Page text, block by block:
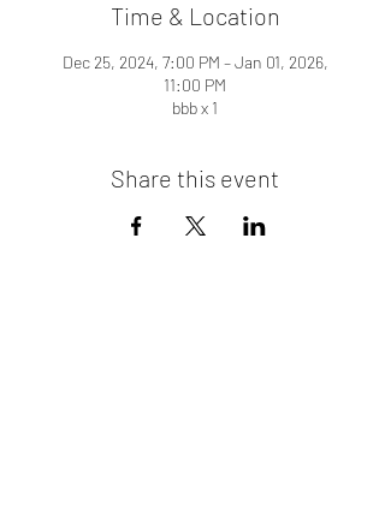
Time & Location
Dec 25, 2024, 7:00 PM – Jan 01, 2026,
11:00 PM
bbb x 1
Share this event